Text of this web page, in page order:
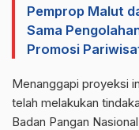
Pemprop Malut
Sama
Promosi
Menanggapi proyeksi
telah melakukan
Badan Pangan